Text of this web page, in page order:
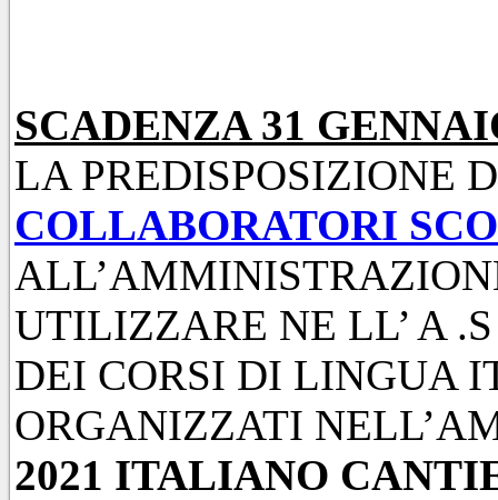
SCADENZA 31
LA PREDISPOSIZIONE
COLLABORATORI
UTILIZZARE NE LL’ A
DEI CORSI DI LINGUA
ORGANIZZATI
2021 ITALIANO